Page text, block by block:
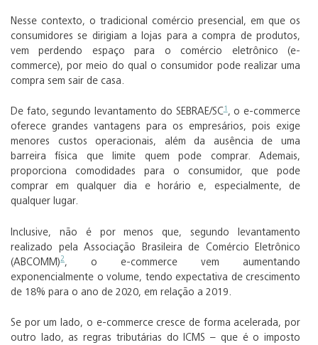
Nesse contexto, o tradicional comércio presencial, em que os
consumidores se dirigiam a lojas para a compra de produtos,
vem perdendo espaço para o comércio eletrônico (e-
commerce), por meio do qual o consumidor pode realizar uma
compra sem sair de casa.
De fato, segundo levantamento do SEBRAE/SC1 , o e-commerce
oferece grandes vantagens para os empresários, pois exige
menores custos operacionais, além da ausência de uma
barreira física que limite quem pode comprar. Ademais,
proporciona comodidades para o consumidor, que pode
comprar em qualquer dia e horário e, especialmente, de
qualquer lugar.
Inclusive, não é por menos que, segundo levantamento
realizado pela Associação Brasileira de Comércio Eletrônico
(ABCOMM)2, o e-commerce vem aumentando
exponencialmente o volume, tendo expectativa de crescimento
de 18% para o ano de 2020, em relação a 2019.
Se por um lado, o e-commerce cresce de forma acelerada, por
outro lado, as regras tributárias do ICMS – que é o imposto